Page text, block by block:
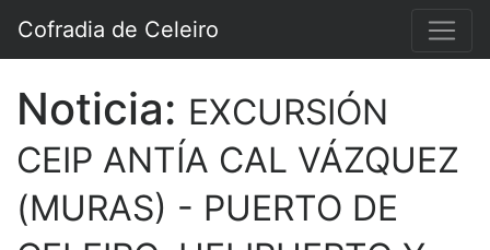
Cofradia de Celeiro
Noticia: EXCURSIÓN
CEIP ANTÍA CAL VÁZQUEZ
(MURAS) - PUERTO DE